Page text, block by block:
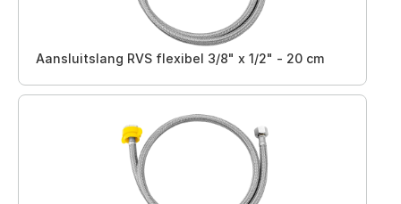
Aansluitslang RVS flexibel 3/8" x 1/2" - 20 cm